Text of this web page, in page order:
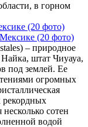
в горном
(20 фото)
– природное
штат Чиуауа,
под землей. Ее
огромных
рекордных
сотен
водой